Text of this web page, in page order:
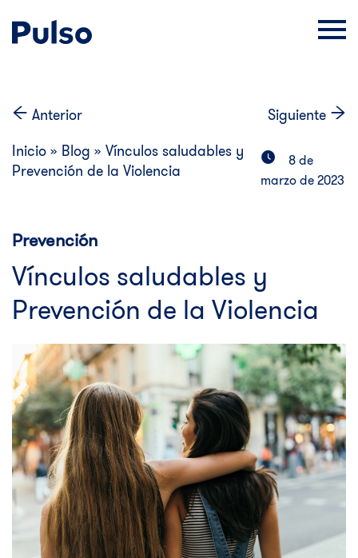
Anterior
Siguiente
Inicio » Blog » Vínculos saludables y
Prevención de la Violencia
8 de
marzo de 2023
Vínculos saludables y
Prevención de la Violencia
Prevención